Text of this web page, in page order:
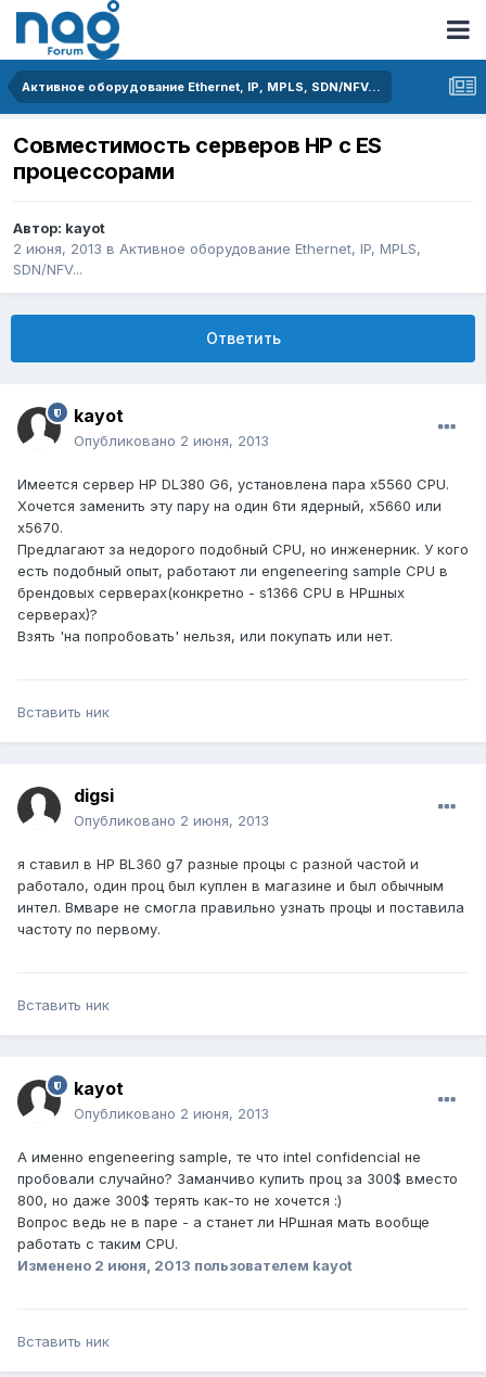
Активное оборудование Ethernet, IP, MPLS, SDN/NFV...
Совместимость серверов HP с ES
процессорами
Автор: kayot
2 июня, 2013 в Активное оборудование Ethernet, IP, MPLS,
SDN/NFV...
Ответить
kayot
Опубликовано 2 июня, 2013
Имеется сервер HP DL380 G6, установлена пара x5560 CPU.
Хочется заменить эту пару на один 6ти ядерный, x5660 или
x5670.
Предлагают за недорого подобный CPU, но инженерник. У кого
есть подобный опыт, работают ли engeneering sample CPU в
брендовых серверах(конкретно - s1366 CPU в HPшных
серверах)?
Взять 'на попробовать' нельзя, или покупать или нет.
Вставить ник
digsi
Опубликовано 2 июня, 2013
я ставил в HP BL360 g7 разные процы с разной частой и
работало, один проц был куплен в магазине и был обычным
интел. Вмваре не смогла правильно узнать процы и поставила
частоту по первому.
Вставить ник
kayot
Опубликовано 2 июня, 2013
А именно engeneering sample, те что intel confidencial не
пробовали случайно? Заманчиво купить проц за 300$ вместо
800, но даже 300$ терять как-то не хочется :)
Вопрос ведь не в паре - а станет ли HPшная мать вообще
работать с таким CPU.
Изменено 2 июня, 2013 пользователем kayot
Вставить ник